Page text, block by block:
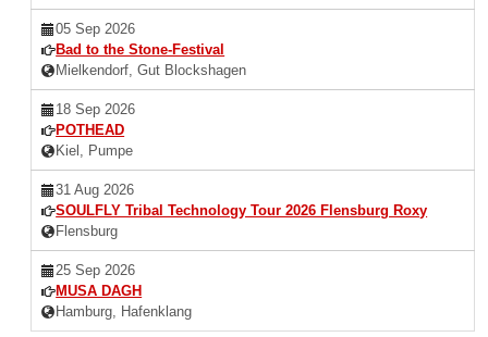
05 Sep 2026
Bad to the Stone-Festival
Mielkendorf, Gut Blockshagen
18 Sep 2026
POTHEAD
Kiel, Pumpe
31 Aug 2026
SOULFLY Tribal Technology Tour 2026 Flensburg Roxy
Flensburg
25 Sep 2026
MUSA DAGH
Hamburg, Hafenklang